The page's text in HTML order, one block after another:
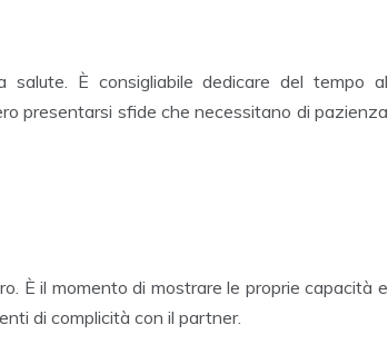
È consigliabile dedicare del tempo al
presentarsi sfide che necessitano di pazienza
È il momento di mostrare le proprie capacità e
di complicità con il partner.